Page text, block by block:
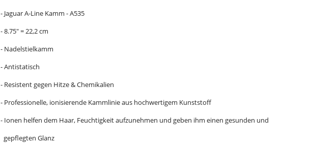
- Jaguar A-Line Kamm - A535
- 8.75" = 22,2 cm
- Nadelstielkamm
- Antistatisch
- Resistent gegen Hitze & Chemikalien
- Professionelle, ionisierende Kammlinie aus hochwertigem Kunststoff
- Ionen helfen dem Haar, Feuchtigkeit aufzunehmen und geben ihm einen gesunden und
gepflegten Glanz